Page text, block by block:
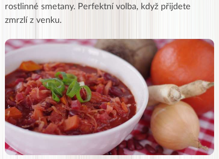
rostlinné smetany. Perfektní volba, když přijdete
zmrzlí z venku.